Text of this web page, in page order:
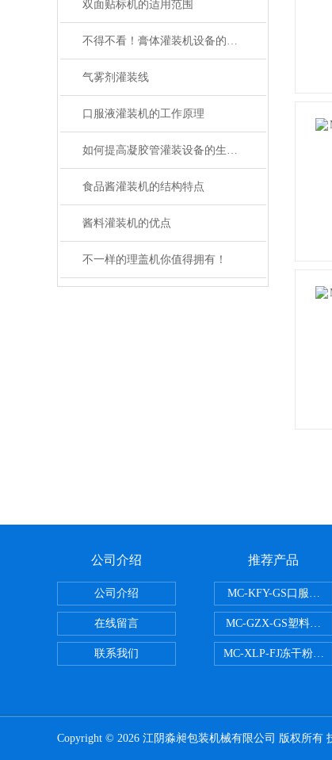
双面贴标机的适用范围
不得不看！膏体灌装机设备的优势让人眼前一亮！
气雾剂灌装线
口服液灌装机的工作原理
如何提高凝胶管灌装设备的生产效率？
食品酱灌装机的结构特点
酱料灌装机的优点
不一样的理盖机你值得拥有！
公司介绍
公司介绍
在线留言
联系我们
推荐产品
MC-KFY-GS口服液灌
MC-GZX-GS塑料瓶
MC-XLP-FJ冻干粉西
Copyright © 2026 江阴淼昶包装机械有限公司 版权所有